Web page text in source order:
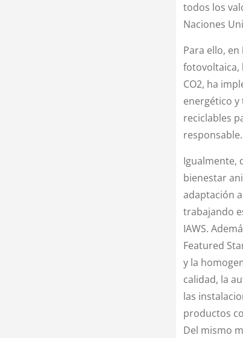
todos los
Naciones
Para ello, en
fotovoltaica,
CO2, ha
energético y
reciclables
responsable.
Igualmente,
bienestar
adaptación
trabajando
IAWS.
Featured
y la
calidad, la
las
productos
Del mismo